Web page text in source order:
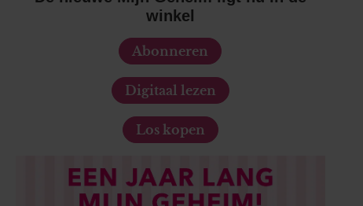
winkel
Abonneren
Digitaal lezen
Los kopen